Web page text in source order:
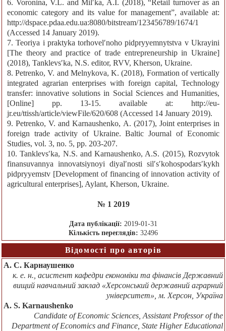
6. Voronina, V.L. and Milʹka, A.I. (2018), “Retail turnover as an
economic category and its value for management”, available at:
http://dspace.pdaa.edu.ua:8080/bitstream/123456789/1674/1
(Accessed 14 January 2019).
7. Teoriya i praktyka torhovelʹnoho pidpryyemnytstva v Ukrayini
[The theory and practice of trade entrepreneurship in Ukraine]
(2018), Tanklevsʹka, N.S. editor, RVV, Kherson, Ukraine.
8. Petrenko, V. and Melnykova, K. (2018), Formation of vertically
integrated agrarian enterprises with foreign capital, Technology
transfer: innovative solutions in Social Sciences and Humanities,
[Online] pp. 13-15. available at: http://eu-
jr.eu/ttissh/article/viewFile/620/608 (Accessed 14 January 2019).
9. Petrenko, V. and Karnaushenko, A. (2017), Joint enterprises in
foreign trade activity of Ukraine. Baltic Journal of Economic
Studies, vol. 3, no. 5, pp. 203-207.
10. Tanklevsʹka, N.S. and Karnaushenko, A.S. (2015), Rozvytok
finansuvannya innovatsiynoyi diyalʹnosti silʹsʹkohospodarsʹkykh
pidpryyemstv [Development of financing of innovation activity of
agricultural enterprises], Aylant, Kherson, Ukraine.
№ 1 2019
Дата публікації: 2019-01-31
Кількість переглядів: 32496
Відомості про авторів
А. С. Карнаушенко
к. е. н., асистент кафедри економіки та фінансів Державний
вищий навчальний заклад «Херсонський державний аграрний
університет», м. Херсон, Україна
A. S. Karnaushenko
Candidate of Economic Sciences, Assistant Professor of the
Department of Economics and Finance, State Higher Educational